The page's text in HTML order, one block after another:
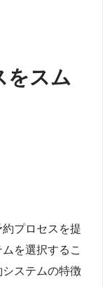
をスム
プロセスを提
を選択するこ
ステムの特徴